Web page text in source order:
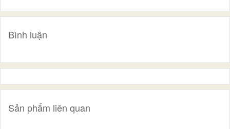
Bình luận
Sản phẩm liên quan